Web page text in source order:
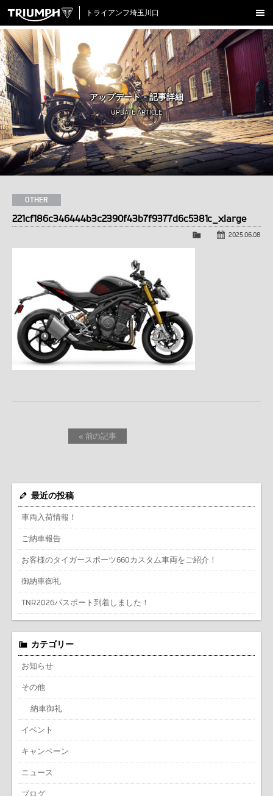
トライアンフ埼玉川口
新車在庫情報
試乗車一覧
認定中古車
アクセサリー
クロージング
アップデート
店舗情報
採用情報
TRIUMPH OFFICIAL SITE
LINE FacebookInstagram
X
アップデート - 記事詳細
UPDATE ARTICLE
OTHER
221cf186c346444b3c2390f43b7f9377d6c5381c_xlarge
2025.06.08
« 前の記事
最近の投稿
車両入荷情報！
ご納車報告
お客様のタイガースポーツ660カスタム車両をご紹介！
御納車御礼
TNR2026パスポート到着しました！
カテゴリー
お知らせ
その他
納車御礼
イベント
キャンペーン
ニュース
ブログ